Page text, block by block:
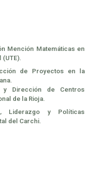
Mención Matemáticas en
de Proyectos en la
y Dirección de Centros
de la Rioja.
Liderazgo y Políticas
del Carchi.